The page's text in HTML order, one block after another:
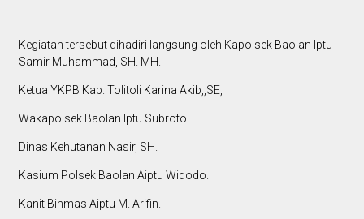
Kegiatan tersebut dihadiri langsung oleh Kapolsek Baolan Iptu
Samir Muhammad, SH. MH.
Ketua YKPB Kab. Tolitoli Karina Akib,,SE,
Wakapolsek Baolan Iptu Subroto.
Dinas Kehutanan Nasir, SH.
Kasium Polsek Baolan Aiptu Widodo.
Kanit Binmas Aiptu M. Arifin.